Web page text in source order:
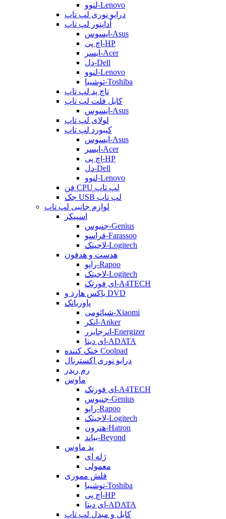
لنوو-Lenovo
درایو نوری لپ تاپ
آداپتور لپ تاپ
ایسوس-Asus
اچ پی-HP
ایسر-Acer
دل-Dell
لنوو-Lenovo
توشیبا-Toshiba
تاچ پد لپ تاپ
کابل فلت لپ تاپ
ایسوس-Asus
لولای لپ تاپ
کیبورد لپ تاپ
ایسوس-Asus
ایسر-Acer
اچ پی-HP
دل-Dell
لنوو-Lenovo
فن CPU لپ تاپ
جک USB لپ تاپ
لوازم جانبی لپ تاپ
اسپیکر
جنیوس-Genius
فراسو-Farassoo
لاجیتک-Logitech
هدست و هدفون
راپو-Rapoo
لاجیتک-Logitech
ای فورتک-A4TECH
باکس هارد و DVD
پاوربانک
شیائومی-Xiaomi
انکر-Anker
انرجایزر-Energizer
ای دیتا-ADATA
خنک کننده Coolpad
درایو نوری اکسترنال
رم ریدر
ماوس
ای فورتک-A4TECH
جنیوس-Genius
راپو-Rapoo
لاجیتک-Logitech
هترون-Hatron
بیاند-Beyond
پد ماوس
ژله ای
معمولی
فلش مموری
توشیبا-Toshiba
اچ پی-HP
ای دیتا-ADATA
کابل و مبدل لپ تاپ